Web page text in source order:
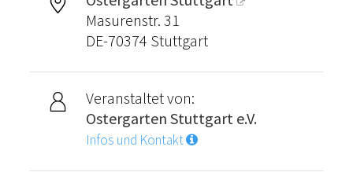
Masurenstr. 31
DE-70374 Stuttgart
Veranstaltet von:
Ostergarten Stuttgart e.V.
Infos und Kontakt